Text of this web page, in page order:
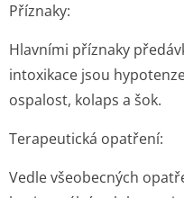
Příznaky:
Hlavními příznaky
intoxikace jsou
ospalost, kolaps a šok.
Terapeutická opatření:
Vedle všeobecných